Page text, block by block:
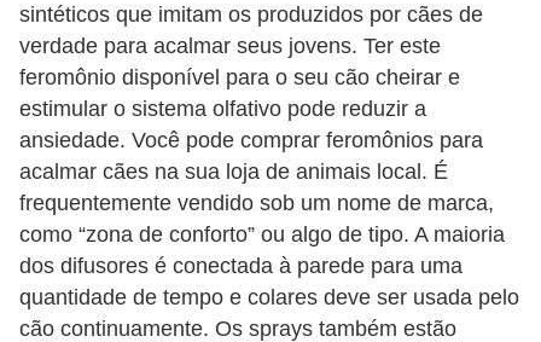
sintéticos que imitam os produzidos por cães de
verdade para acalmar seus jovens. Ter este
feromônio disponível para o seu cão cheirar e
estimular o sistema olfativo pode reduzir a
ansiedade. Você pode comprar feromônios para
acalmar cães na sua loja de animais local. É
frequentemente vendido sob um nome de marca,
como “zona de conforto” ou algo de tipo. A maioria
dos difusores é conectada à parede para uma
quantidade de tempo e colares deve ser usada pelo
cão continuamente. Os sprays também estão
P
e
i
x
e
s
o
n